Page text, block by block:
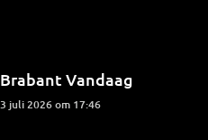
Brabant Vandaag
3 juli 2026 om 17:46